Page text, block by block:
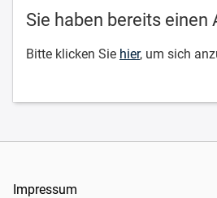
Sie haben bereits einen
Bitte klicken Sie hier, um sich
Impressum